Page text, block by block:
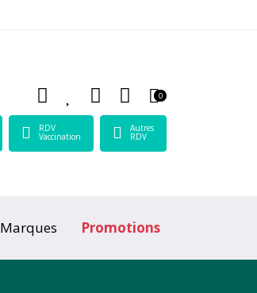
0
RDV
Vaccination
Autres
RDV
Marques Promotions